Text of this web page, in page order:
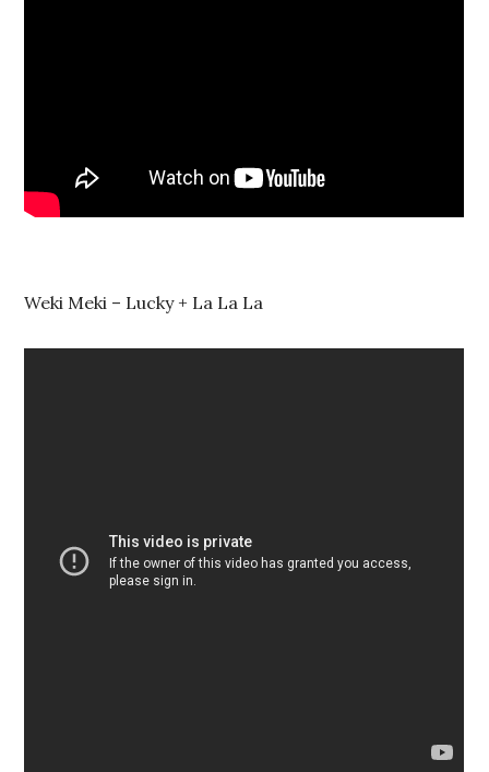
Weki Meki – Lucky + La La La